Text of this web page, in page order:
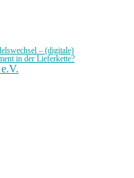
– (digitale)
in der Lieferkette?